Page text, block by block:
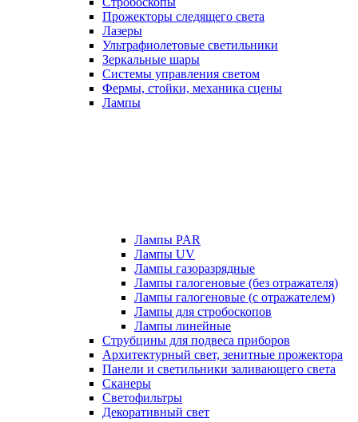
Прожекторы следящего света
Лазеры
Ультрафиолетовые светильники
Зеркальные шары
Системы управления светом
Фермы, стойки, механика сцены
Лампы
Лампы PAR
Лампы UV
Лампы газоразрядные
Лампы галогеновые (без отражателя)
Лампы галогеновые (с отражателем)
Лампы для стробоскопов
Лампы линейные
Струбцины для подвеса приборов
Архитектурный свет, зенитные прожектора
Панели и светильники заливающего света
Сканеры
Светофильтры
Декоративный свет